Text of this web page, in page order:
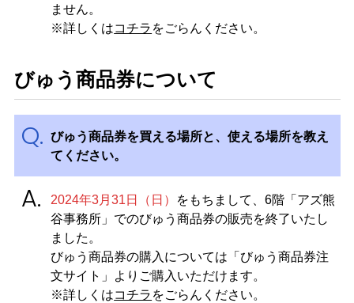
ません。
※詳しくはコチラ をごらんください。
びゅう商品券について
びゅう商品券を買える場所と、使える場所を教え
てください。
2024年3月31日（日）
をもちまして、6階「アズ熊
谷事務所」でのびゅう商品券の販売を終了いたし
ました。
びゅう商品券の購入については「びゅう商品券注
文サイト」よりご購入いただけます。
※詳しくはコチラ をごらんください。